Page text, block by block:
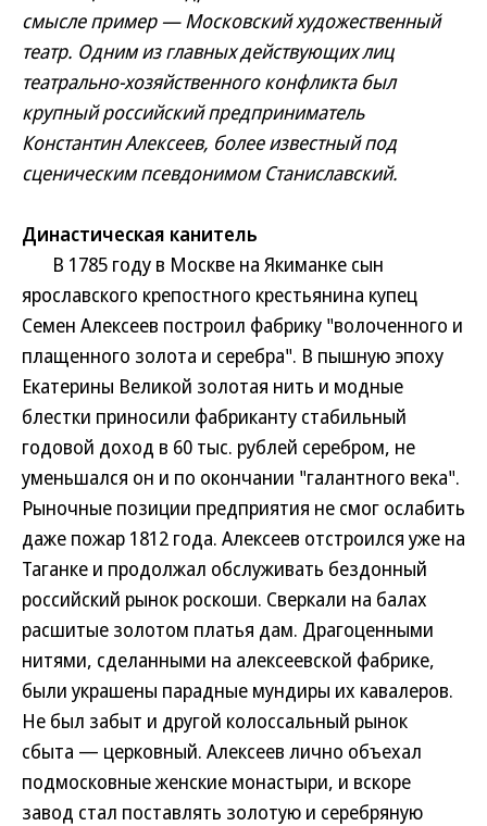
смысле пример — Московский художественный
театр. Одним из главных действующих лиц
театрально-хозяйственного конфликта был
крупный российский предприниматель
Константин Алексеев, более известный под
сценическим псевдонимом Станиславский.
Династическая канитель
В 1785 году в Москве на Якиманке сын
ярославского крепостного крестьянина купец
Семен Алексеев построил фабрику "волоченного и
плащенного золота и серебра". В пышную эпоху
Екатерины Великой золотая нить и модные
блестки приносили фабриканту стабильный
годовой доход в 60 тыс. рублей серебром, не
уменьшался он и по окончании "галантного века".
Рыночные позиции предприятия не смог ослабить
даже пожар 1812 года. Алексеев отстроился уже на
Таганке и продолжал обслуживать бездонный
российский рынок роскоши. Сверкали на балах
расшитые золотом платья дам. Драгоценными
нитями, сделанными на алексеевской фабрике,
были украшены парадные мундиры их кавалеров.
Не был забыт и другой колоссальный рынок
сбыта — церковный. Алексеев лично объехал
подмосковные женские монастыри, и вскоре
завод стал поставлять золотую и серебряную